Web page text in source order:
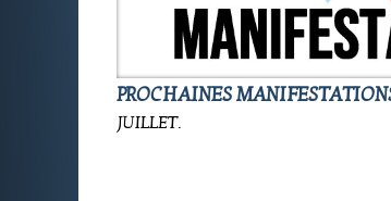
PROCHAINES
JUILLET.